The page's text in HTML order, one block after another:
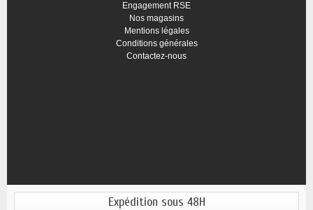
Engagement RSE
Nos magasins
Mentions légales
Conditions générales
Contactez-nous
Expédition sous 48H